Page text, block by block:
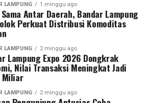
LAMPUNG 1 minggu ago
Antar Daerah, Bandar Lampung
Perkuat Distribusi Komoditas
LAMPUNG 2 minggu ago
Lampung Expo 2026 Dongkrak
Nilai Transaksi Meningkat Jadi
Miliar
LAMPUNG 2 minggu ago